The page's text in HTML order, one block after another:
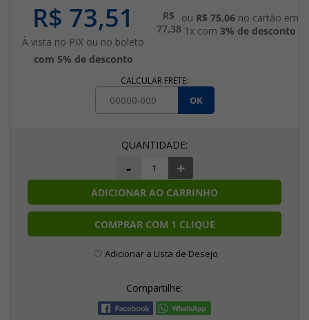
R$ 73,51
À vista no PIX ou no boleto
com 5% de desconto
R$
77,38
ou R$ 75,06no cartão em
1x com 3% de desconto
CALCULAR FRETE:
OK
- +
ADICIONAR AO CARRINHO
COMPRAR COM 1 CLIQUE
Adicionar a Lista de Desejo
Compartilhe: